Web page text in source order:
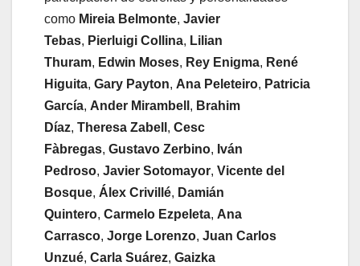
como Mireia Belmonte, Javier
Tebas, Pierluigi Collina, Lilian
Thuram, Edwin Moses, Rey Enigma, René
Higuita, Gary Payton, Ana Peleteiro, Patricia
García, Ander Mirambell , Brahim
Díaz, Theresa Zabell , Cesc
Fàbregas, Gustavo Zerbino, Iván
Pedroso, Javier Sotomayor, Vicente del
Bosque, Álex Crivillé, Damián
Quintero, Carmelo Ezpeleta, Ana
Carrasco, Jorge Lorenzo, Juan Carlos
Unzué, Carla Suárez, Gaizka